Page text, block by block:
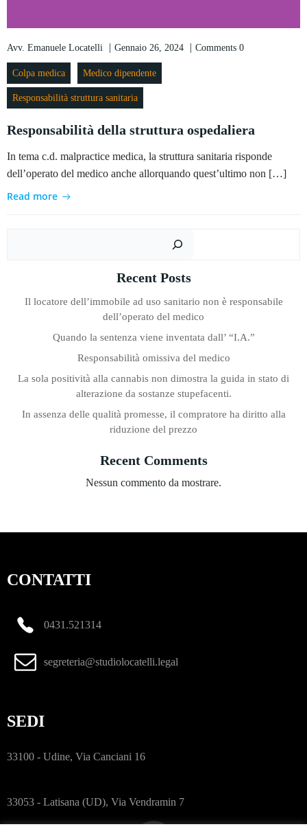
Avv. Emanuele Locatelli | Gennaio 26, 2024 | Comments 0
Colpa medica Medico dipendente
Responsabilità struttura sanitaria
Responsabilità della struttura ospedaliera
In tema c.d. malpractice medica, la struttura sanitaria risponde
dell’operato del medico anche allorquando quest’ultimo non […]
Read more
Recent Posts
Il locatore dell’immobile ad uso sanitario non è responsabile
dell’operato del medico
Quando la sentenza viene inventata dall’ “I.A.”
Responsabilità omissiva del medico
La sola positività alla cannabis non dimostra la guida in stato di
alterazione da sostanze stupefacenti.
In assenza delle qualità promesse, il compratore ha diritto alla
riduzione del prezzo
Recent Comments
Nessun commento da mostrare.
CONTATTI
0431.521314
segreteria@studiolocatelli.legal
SEDI
33100 - Udine, Via Canciani 16
33053 - Latisana (UD), Via Vendramin 7